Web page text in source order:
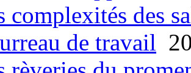
complexités des
de travail